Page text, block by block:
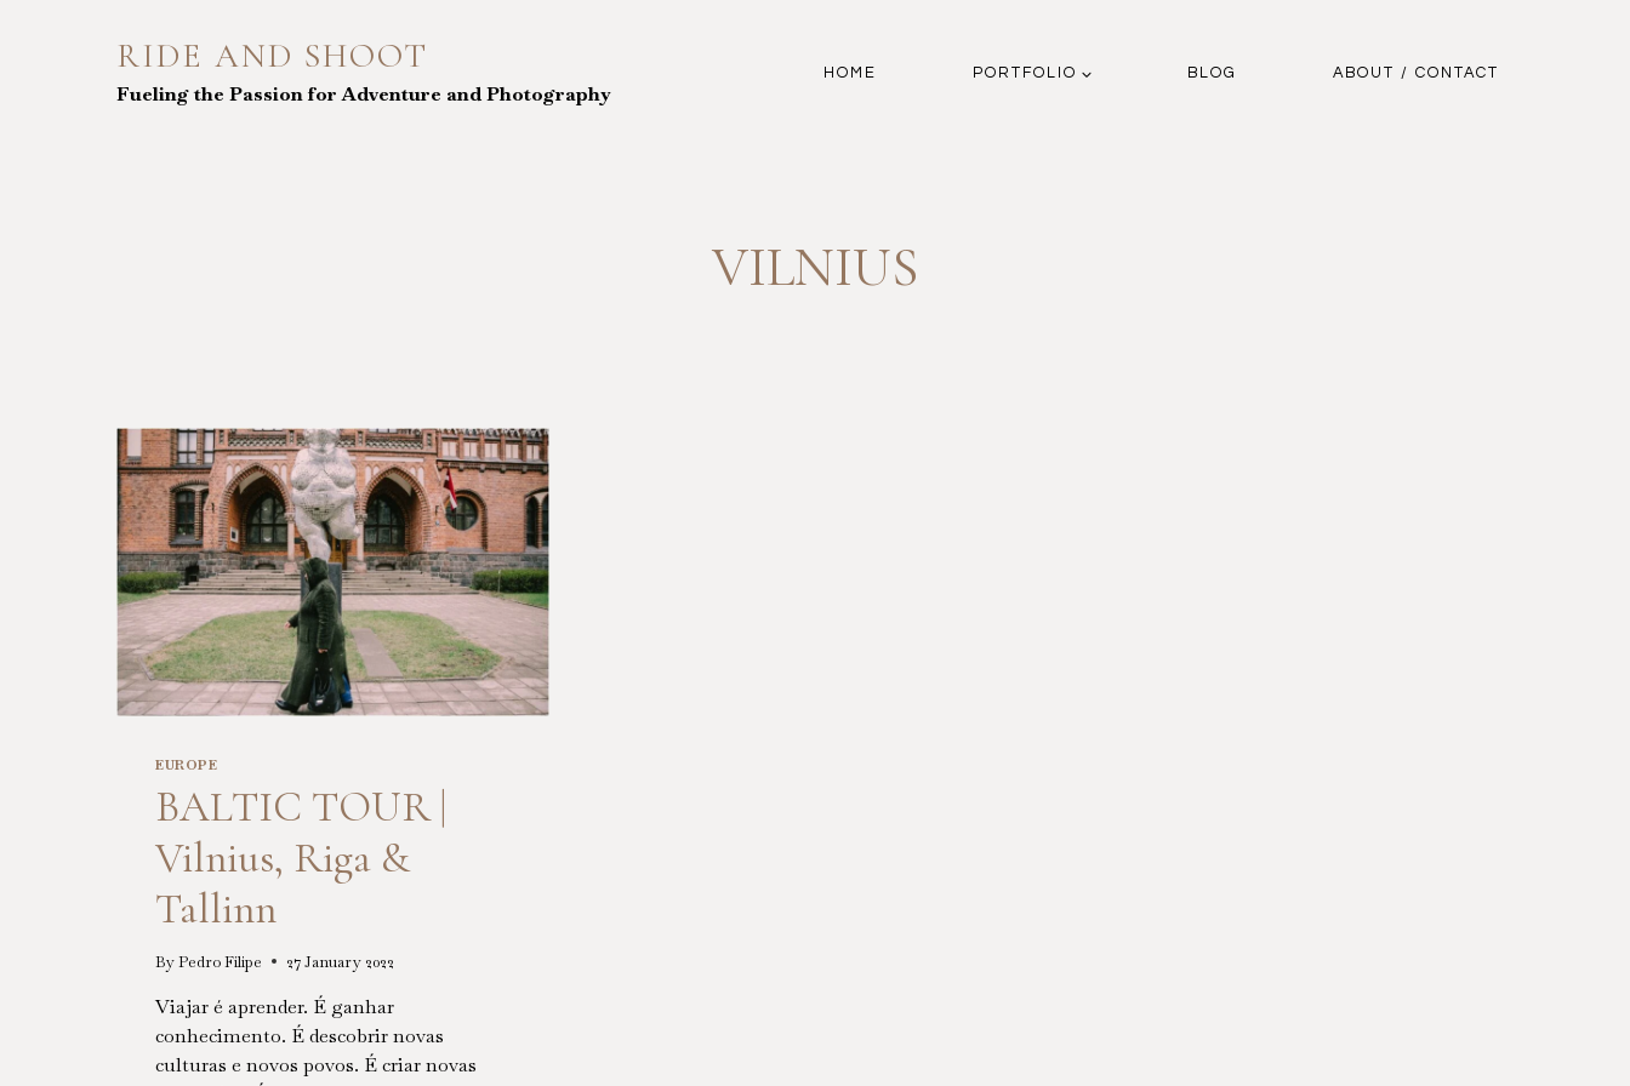
RIDE AND SHOOT
Fueling the Passion for Adventure and Photography
HOME PORTFOLIO BLOG ABOUT / CONTACT
VILNIUS
EUROPE
BALTIC TOUR |
Vilnius, Riga &
Tallinn
ByPedro Filipe 27 January 2022
Viajar é aprender. É ganhar
conhecimento. É descobrir novas
culturas e novos povos. É criar novas